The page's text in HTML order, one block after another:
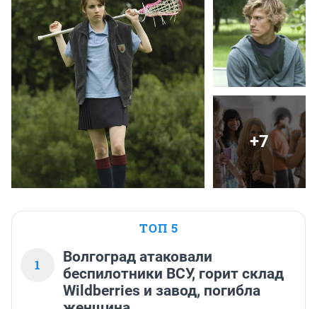
+7
ТОП 5
1
Волгоград атаковали
беспилотники ВСУ, горит склад
Wildberries и завод, погибла